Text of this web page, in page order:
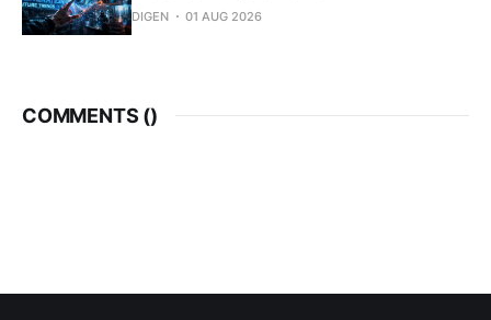
DIGEN 01 AUG 2026
COMMENTS ()